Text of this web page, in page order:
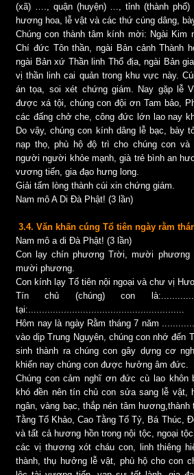
(xã) …., quận (huyện) …, tỉnh (thành
hương hoa, lễ vật và các thứ cúng dâng,
Chúng con thành tâm kính mời: Ngài Kim
Chí đức Tôn thần, ngài Bản cảnh Thành
ngài Bản xứ Thần linh Thổ địa, ngài Bản
vị thần linh cai quản trong khu vực này.
án tọa, soi xét chứng giám. Nay gặp lễ
được xá tội, chúng con đội ơn Tam bảo,
các đấng chở che, công đức lớn lao nay
Do vậy, chúng con kính dâng lễ bạc, bày
nạp thọ, phù hộ độ trì cho chúng con và
người người khỏe mạnh, già trẻ bình an
vương tiến, gia đạo hưng long.
Giải tấm lòng thành cúi xin chứng giám.
Nam mô A Di Đà Phật! (3 lần)
3.4. Văn khấn cúng Tổ tiên ngày rằm
Nam mô a di Đà Phật! (3 lần)
Con lạy chín phương Trời, mười phương
mười phương.
Con kính lạy Tổ tiên nội ngoại và chư vị
Tín chủ (chúng) con
tại:.........................................................
Hôm nay là ngày Rằm tháng 7 năm
vào dịp Trung Nguyên, chúng con nhớ đến
sinh thành ra chúng con gây dựng cơ
khiến nay chúng con được hưởng âm đức.
Chúng con cảm nghĩ ơn đức cù lao khôn
khó đền nên tín chủ con sửa sang lễ vật,
ngân, vàng bạc, thắp nén tâm
Tằng Tổ Khảo, Cao Tằng Tổ Tỷ, Bá Thúc,
và tất cả hương hồn trong nội tộc, ngoại
các vị thương xót cháu con, linh thiêng
thành, thụ hưởng lễ vật, phù hộ cho con